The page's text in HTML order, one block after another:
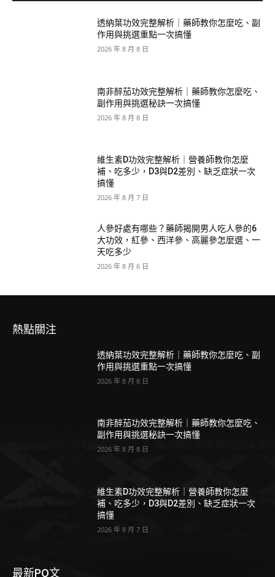
透納葉功效完整解析｜藥師教你怎麼吃、副
作用與挑選重點一次搞懂
2026 年 8 月 8 日
南非醉茄功效完整解析｜藥師教你怎麼吃、
副作用與挑選秘訣一次搞懂
2026 年 8 月 8 日
維生素D功效完整解析｜營養師教你怎麼
補、吃多少，D3與D2差別、缺乏症狀一次
搞懂
2026 年 8 月 7 日
人參好處有哪些？藥師揭開男人吃人參的6
大功效，紅參、西洋參、高麗參怎麼選、一
天吃多少
2026 年 8 月 6 日
熱點關注
透納葉功效完整解析｜藥師教你怎麼吃、副
作用與挑選重點一次搞懂
2026 年 8 月 8 日
南非醉茄功效完整解析｜藥師教你怎麼吃、
副作用與挑選秘訣一次搞懂
2026 年 8 月 8 日
維生素D功效完整解析｜營養師教你怎麼
補、吃多少，D3與D2差別、缺乏症狀一次
搞懂
2026 年 8 月 7 日
最新PO文